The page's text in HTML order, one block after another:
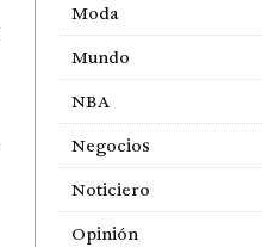
Moda
Mundo
NBA
Negocios
Noticiero
Opinión